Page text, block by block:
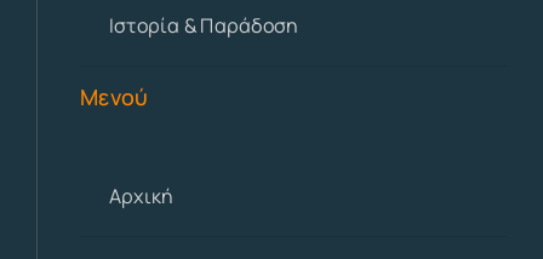
Ιστορία & Παράδοση
Μενού
Αρχική